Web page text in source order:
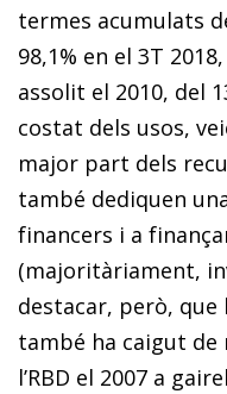
termes acumulats
98,1% en el 3T
assolit el 2010, del
costat dels usos,
major part dels
també dediquen
financers i a
(majoritàriament,
destacar, però,
també ha caigut de
l’RBD el 2007 a